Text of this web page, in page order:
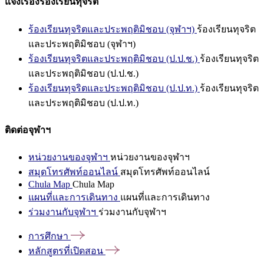
ร้องเรียนทุจริตและประพฤติมิชอบ (จุฬาฯ) ร้องเรียนทุจริต
และประพฤติมิชอบ (จุฬาฯ)
ร้องเรียนทุจริตและประพฤติมิชอบ (ป.ป.ช.) ร้องเรียนทุจริต
และประพฤติมิชอบ (ป.ป.ช.)
ร้องเรียนทุจริตและประพฤติมิชอบ (ป.ป.ท.) ร้องเรียนทุจริต
และประพฤติมิชอบ (ป.ป.ท.)
ติดต่อจุฬาฯ
หน่วยงานของจุฬาฯ หน่วยงานของจุฬาฯ
สมุดโทรศัพท์ออนไลน์ สมุดโทรศัพท์ออนไลน์
Chula Map Chula Map
แผนที่และการเดินทาง แผนที่และการเดินทาง
ร่วมงานกับจุฬาฯ ร่วมงานกับจุฬาฯ
การศึกษา
หลักสูตรที่เปิดสอน